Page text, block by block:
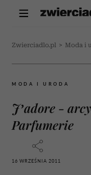
Zwierciadlo.pl > Moda i
MODA I URODA
J’adore -
Parfumerie
16 WRZEŚNIA 2011